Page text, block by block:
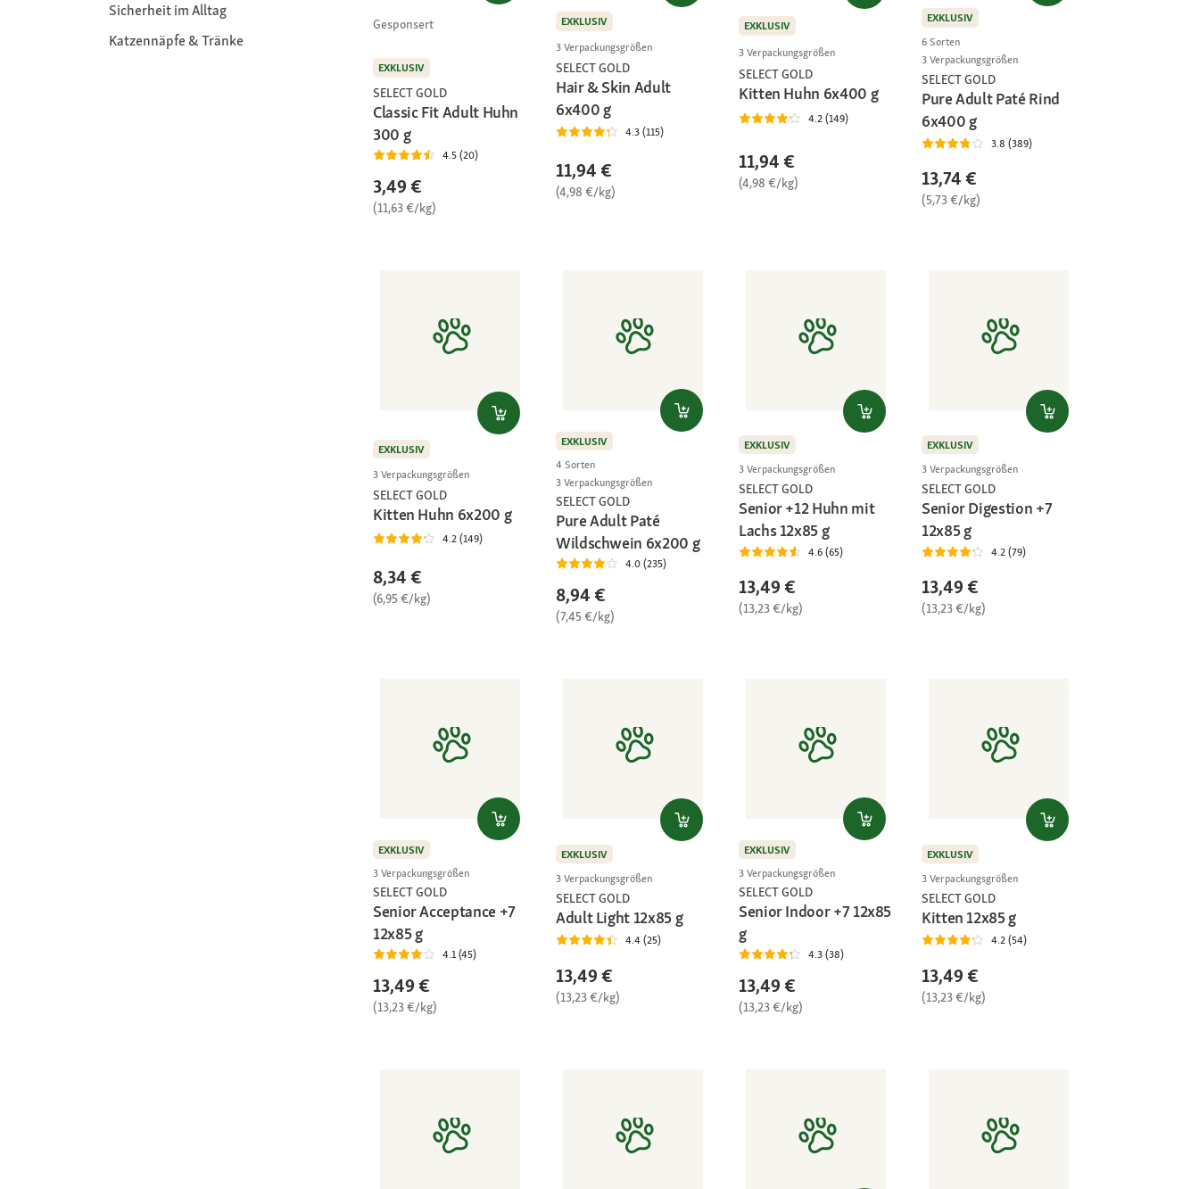
Sicherheit im Alltag
Katzennäpfe & Tränke
Gesponsert
EXKLUSIV
SELECT GOLD
Classic Fit Adult Huhn
300 g
4.5 (20)
3,49 €
(11,63 €/kg)
EXKLUSIV
3 Verpackungsgrößen
SELECT GOLD
Hair & Skin Adult
6x400 g
4.3 (115)
11,94 €
(4,98 €/kg)
EXKLUSIV
3 Verpackungsgrößen
SELECT GOLD
Kitten Huhn 6x400 g
4.2 (149)
11,94 €
(4,98 €/kg)
EXKLUSIV
6 Sorten
3 Verpackungsgrößen
SELECT GOLD
Pure Adult Paté Rind
6x400 g
3.8 (389)
13,74 €
(5,73 €/kg)
EXKLUSIV
3 Verpackungsgrößen
SELECT GOLD
Kitten Huhn 6x200 g
4.2 (149)
8,34 €
(6,95 €/kg)
EXKLUSIV
4 Sorten
3 Verpackungsgrößen
SELECT GOLD
Pure Adult Paté
Wildschwein 6x200 g
4.0 (235)
8,94 €
(7,45 €/kg)
EXKLUSIV
3 Verpackungsgrößen
SELECT GOLD
Senior +12 Huhn mit
Lachs 12x85 g
4.6 (65)
13,49 €
(13,23 €/kg)
EXKLUSIV
3 Verpackungsgrößen
SELECT GOLD
Senior Digestion +7
12x85 g
4.2 (79)
13,49 €
(13,23 €/kg)
EXKLUSIV
3 Verpackungsgrößen
SELECT GOLD
Senior Acceptance +7
12x85 g
4.1 (45)
13,49 €
(13,23 €/kg)
EXKLUSIV
3 Verpackungsgrößen
SELECT GOLD
Adult Light 12x85 g
4.4 (25)
13,49 €
(13,23 €/kg)
EXKLUSIV
3 Verpackungsgrößen
SELECT GOLD
Senior Indoor +7 12x85
g
4.3 (38)
13,49 €
(13,23 €/kg)
EXKLUSIV
3 Verpackungsgrößen
SELECT GOLD
Kitten 12x85 g
4.2 (54)
13,49 €
(13,23 €/kg)